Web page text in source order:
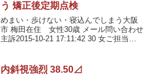
う 矯正後定期点検
めまい・歩けない・寝込んでしまう大阪
市 梅田在住 女性30歳 メール問い合わせ
主訴2015-10-21 17:11:42 30 女ご担当者
眼鏡を作製すると激しい目眩で...
内斜視強烈 38.50⊿